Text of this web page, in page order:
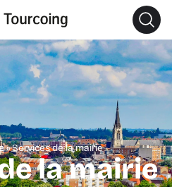
»Services de la mairie
la mairie